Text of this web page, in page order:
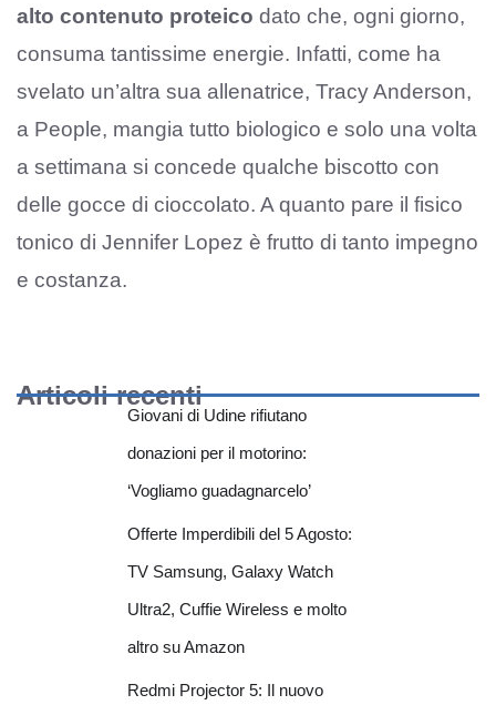
alto contenuto proteico dato che, ogni giorno,
consuma tantissime energie. Infatti, come ha
svelato un’altra sua allenatrice, Tracy Anderson,
a People, mangia tutto biologico e solo una volta
a settimana si concede qualche biscotto con
delle gocce di cioccolato. A quanto pare il fisico
tonico di Jennifer Lopez è frutto di tanto impegno
e costanza.
Articoli recenti
Giovani di Udine rifiutano
donazioni per il motorino:
‘Vogliamo guadagnarcelo’
Offerte Imperdibili del 5 Agosto:
TV Samsung, Galaxy Watch
Ultra2, Cuffie Wireless e molto
altro su Amazon
Redmi Projector 5: Il nuovo